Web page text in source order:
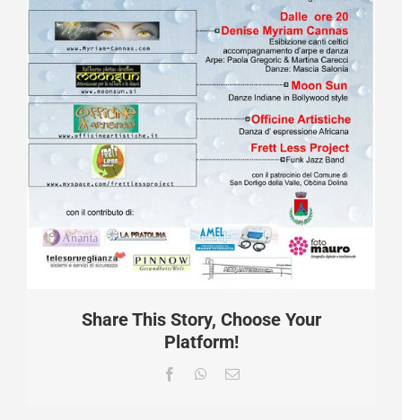
Share This Story, Choose Your
Platform!
FacebookWhatsApp
Email